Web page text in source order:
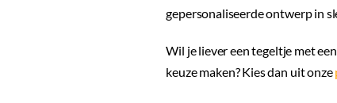
gepersonaliseerde ontwerp in
Wil je liever een tegeltje met een
keuze maken? Kies dan uit onze